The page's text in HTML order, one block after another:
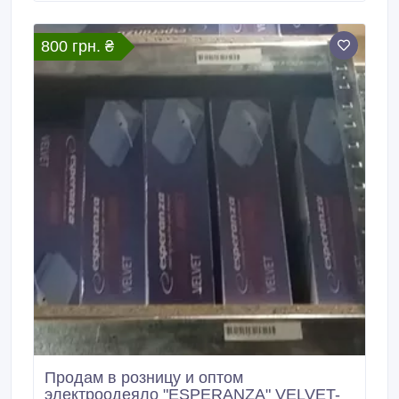
800 грн. ₴
Продам в розницу и оптом
электроодеяло "ESPERANZA" VELVET-